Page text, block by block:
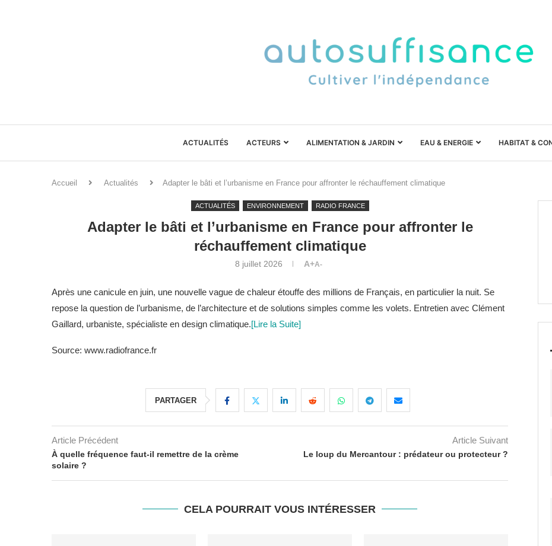
ACTUALITÉS ACTEURS ALIMENTATION & JARDIN EAU & ENERGIE HABITAT &
Accueil Actualités Adapter le bâti et l’urbanisme en France pour affronter le réchauffement climatique
ACTUALITÉS ENVIRONNEMENT RADIO FRANCE
Adapter le bâti et l’urbanisme en France pour affronter le
réchauffement climatique
8 juillet 2026 A+A-
Après une canicule en juin, une nouvelle vague de chaleur étouffe des millions de Français, en particulier la nuit. Se
repose la question de l’urbanisme, de l’architecture et de solutions simples comme les volets. Entretien avec Clément
Gaillard, urbaniste, spécialiste en design climatique.[Lire la Suite]
Source: www.radiofrance.fr
PARTAGER
Article Précédent
À quelle fréquence faut-il remettre de la crème
solaire ?
Article Suivant
Le loup du Mercantour : prédateur ou protecteur ?
CELA POURRAIT VOUS INTÉRESSER